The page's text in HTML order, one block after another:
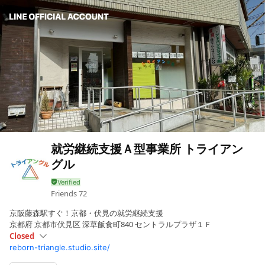
就労継続支援Ａ型事業所 トライアン
グル
Friends72
京阪藤森駅すぐ！京都・伏見の就労継続支援
京都府 京都市伏見区 深草飯食町840 セントラルプラザ１Ｆ
Closed
SunClosed
Mon09:00 - 18:00
reborn-triangle.studio.site/